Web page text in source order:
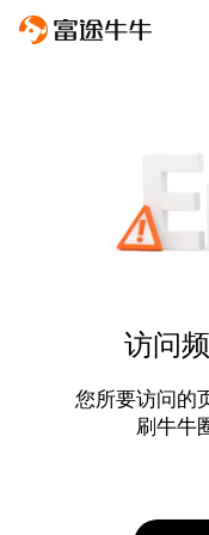
访问
您所要访问的
刷牛牛